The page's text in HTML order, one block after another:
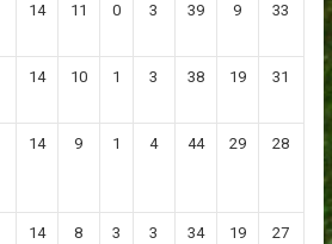
14 11 0 3 39 9 33
14 10 1 3 38 19 31
14 9 1 4 44 29 28
14 8 3 3 34 19 27